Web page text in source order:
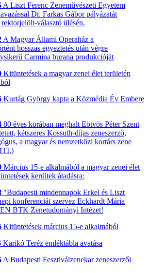
A Liszt Ferenc Zeneművészeti Egyetem
Dr. Farkas Gábor pályázatát
választó ülésén.
A Magyar Állami Operaház a
hosszas egyeztetés után végre
Carmina burana produkcióját
Kitüntetések a magyar zenei élet területén
Kurtág György kapta a Közmédia Év Embere
80 éves korában meghalt Eötvös Péter Szent
kétszeres Kossuth-díjas zeneszerző,
a magyar és nemzetközi kortárs zene
Március 15-e alkalmából a magyar zenei élet
kerültek átadásra:
"Budapesti mindennapok Erkel és Liszt
konferenciát szervez Eckhardt Mária
BTK Zenetudományi Intézet!
Kitüntetések március 15-e alkalmából
Karikó Teréz emléktábla avatása
A Budapesti Fesztiválzenekar zeneszerzői